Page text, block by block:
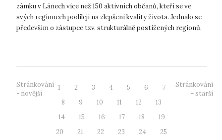
zámku v Lánech více než 150 aktivních občanů, kteří se ve
svých regionech podílejí na zlepšení kvality života. Jednalo se
především o zástupce tzv. strukturálně postižených regionů.
Stránkování
- novější
1 2 3 4 5 6
7
8
9 10 11 12
13
14
15 16 17 18
19
20
21 22 23 24
25
Stránkování
- starší